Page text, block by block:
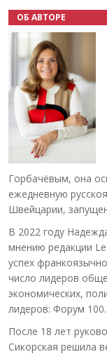
ОБ АВТОРЕ
Горбачёвым, она
ежедневную
Швейцарии,
В 2022 году
мнению редакции
успех
число лидеров
экономических,
лидеров: Форум 100.
После 18 лет
Сикорская решила